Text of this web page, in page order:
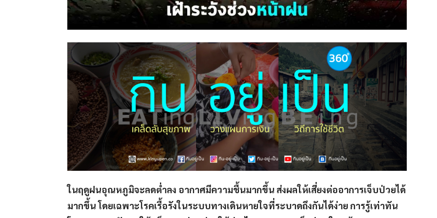
ในฤดูฝนอุณหภูมิจะลดต่ำลง อากาศมีความชื้นมากขึ้น ส่งผลให้เสี่ยงต่ออาการเจ็บป่วยได้
มากขึ้น โดยเฉพาะโรคเรื้อรังในระบบทางเดินหายใจที่ระบาดถึงกันได้ง่าย การรู้เท่าทัน